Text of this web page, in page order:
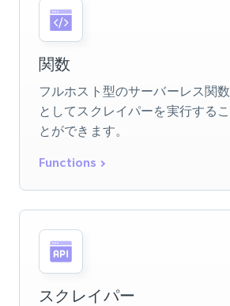
関数
フルホスト型のサーバーレス関数
としてスクレイパーを実行するこ
とができます。
Functions
スクレイパー